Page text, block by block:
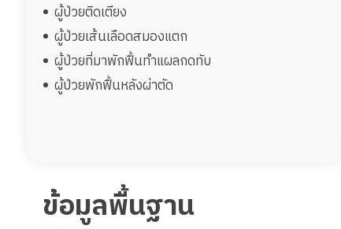
ผู้ป่วยติดเตียง
ผู้ป่วยเส้นเลือดสมองแตก
ผู้ป่วยที่มาพักฟื้นทำแผลกดทับ
ผู้ป่วยพักฟื้นหลังผ่าตัด
ข้อมูลพื้นฐาน